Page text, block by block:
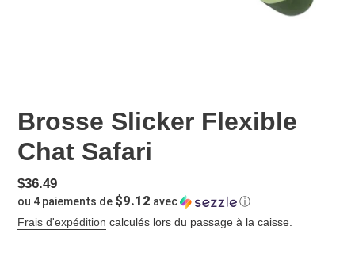
Brosse Slicker Flexible
Chat Safari
Prix
normal
$36.49
ou 4 paiements de $9.12 avec
ⓘ
Frais d'expédition calculés lors du passage à la caisse.